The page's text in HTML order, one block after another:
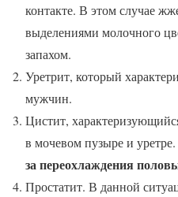
контакте. В этом случае
выделениями молочного
запахом.
Уретрит, который
мужчин.
Цистит,
в мочевом пузыре и
за переохлаждения
Простатит. В данной